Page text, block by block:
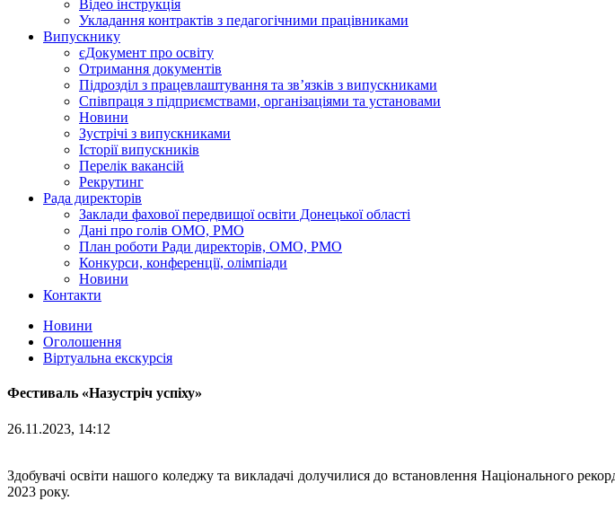
Відео інструкція
Укладання контрактів з педагогічними працівниками
Випускнику
єДокумент про освіту
Отримання документів
Підрозділ з працевлаштування та зв’язків з випускниками
Співпраця з підприємствами, організаціями та установами
Новини
Зустрічі з випускниками
Історії випускників
Перелік вакансій
Рекрутинг
Рада директорів
Заклади фахової передвищої освіти Донецької області
Дані про голів ОМО, РМО
План роботи Ради директорів, ОМО, РМО
Конкурси, конференції, олімпіади
Новини
Контакти
Новини
Оголошення
Віртуальна екскурсія
Фестиваль «Назустріч успіху»
26.11.2023, 14:12
Здобувачі освіти нашого коледжу та викладачі долучилися до встановлення Національного
2023 року.